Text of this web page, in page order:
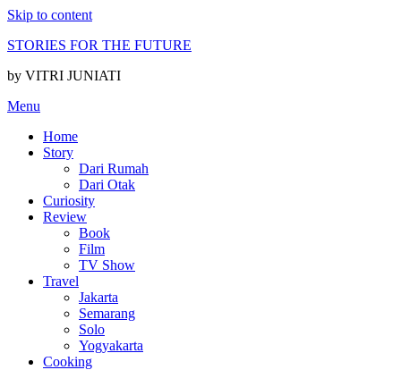
Skip to content
STORIES FOR THE FUTURE
by VITRI JUNIATI
Menu
Home
Story
Dari Rumah
Dari Otak
Curiosity
Review
Book
Film
TV Show
Travel
Jakarta
Semarang
Solo
Yogyakarta
Cooking